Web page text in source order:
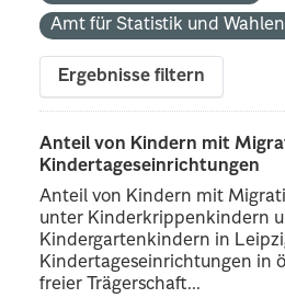
Amt für Statistik und
Ergebnisse filtern
Anteil von Kindern mit
Kindertageseinrichtungen
Anteil von Kindern mit
unter Kinderkrippenkindern
Kindergartenkindern in
Kindertageseinrichtungen in
freier Trägerschaft...